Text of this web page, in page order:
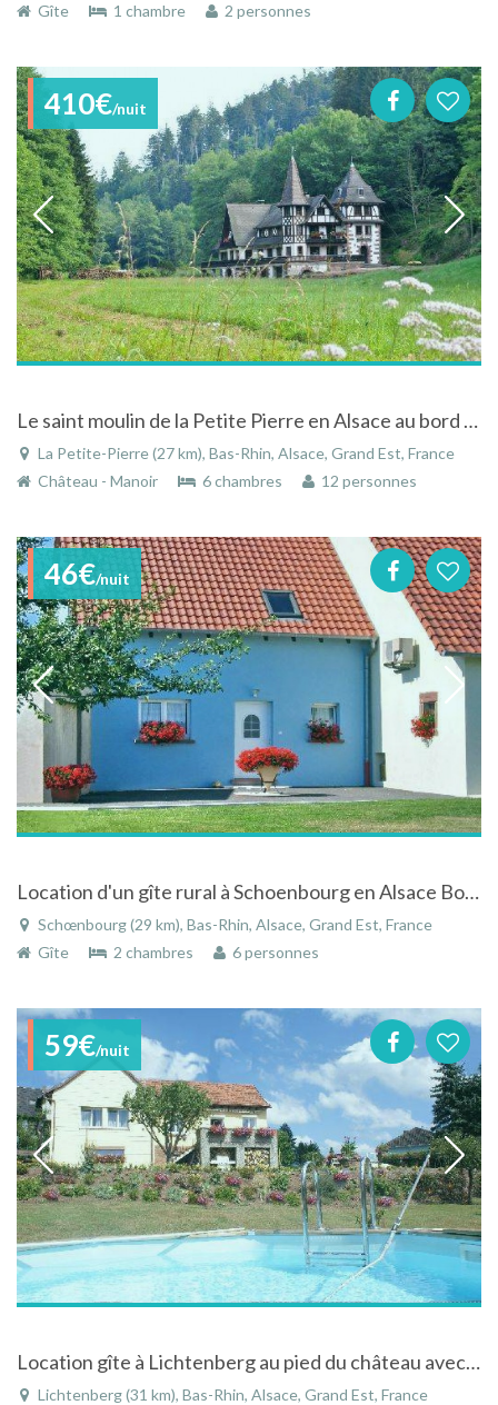
Gîte
1 chambre 2 personnes
410€/nuit
Le saint moulin de la Petite Pierre en Alsace au bord de l'eau
La Petite-Pierre (27 km), Bas-Rhin, Alsace, Grand Est, France
Château - Manoir
6 chambres 12 personnes
46€/nuit
Location d'un gîte rural à Schoenbourg en Alsace Bossue
Schœnbourg (29 km), Bas-Rhin, Alsace, Grand Est, France
Gîte
2 chambres 6 personnes
59€/nuit
Location gîte à Lichtenberg au pied du château avec piscine et superbe vue sur forêt
Lichtenberg (31 km), Bas-Rhin, Alsace, Grand Est, France